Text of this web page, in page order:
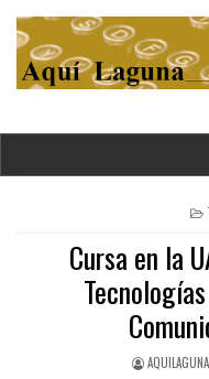
Cursa en la
AQUILAGUNA